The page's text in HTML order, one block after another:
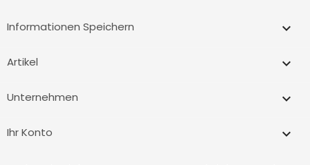
Informationen Speichern keyboard_arrow_down
Artikel 
Unternehmen 
Ihr Konto 